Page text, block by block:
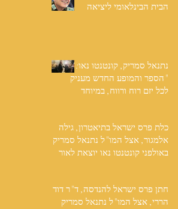
הבית הבינלאומי ליציאה
נתנאל סמריק, קונטנטו נאו:
"הספר והמופע החדש מעניק
לכל יזם רוח ורווח, במיוחד
כלת פרס ישראל בתיאטרון, גילה
אלמגור, אצל המו"ל נתנאל סמריק
באולפני קונטנטו נאו יוצאת לאור
חתן פרס ישראל להנדסה, ד"ר דוד
הררי, אצל המו"ל נתנאל סמריק